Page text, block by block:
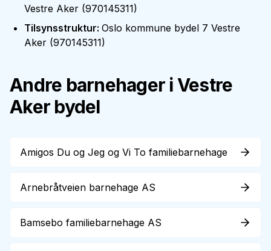
Vestre Aker (970145311)
Tilsynsstruktur: Oslo kommune bydel 7 Vestre
Aker (970145311)
Andre barnehager iVestre
Aker bydel
Amigos Du og Jeg og Vi To familiebarnehage
Arnebråtveien barnehage AS
Bamsebo familiebarnehage AS